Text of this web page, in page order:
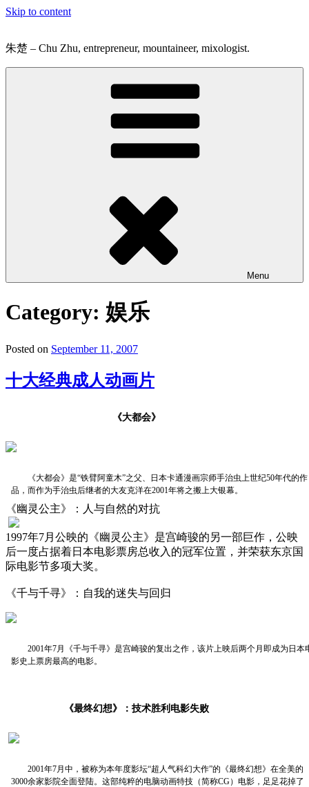
Skip to content
朱楚 – Chu Zhu, entrepreneur, mountaineer, mixologist.
Menu
Category: 娱乐
Posted on September 11, 2007
十大经典成人动画片
《大都会》
《大都会》是“铁臂阿童木”之父、日本卡通漫画宗师手治虫上世纪50年代的作
品，而作为手治虫后继者的大友克洋在2001年将之搬上大银幕。
《幽灵公主》：人与自然的对抗
1997年7月公映的《幽灵公主》是宫崎骏的另一部巨作，公映
后一度占据着日本电影票房总收入的冠军位置，并荣获东京国
际电影节多项大奖。
《千与千寻》：自我的迷失与回归
2001年7月《千与千寻》是宫崎骏的复出之作，该片上映后两个月即成为日本
影史上票房最高的电影。
《最终幻想》：技术胜利电影失败
2001年7月中，被称为本年度影坛“超人气科幻大作”的《最终幻想》在全美的
3000余家影院全面登陆。这部纯粹的电脑动画特技（简称CG）电影，足足花掉了